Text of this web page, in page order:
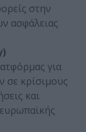
στην
ασφάλειας
για
σε κρίσιμους
και